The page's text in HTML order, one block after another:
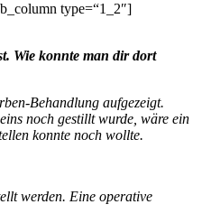
type=“1_2″]
Wie konnte man dir dort
Behandlung aufgezeigt.
noch gestillt wurde, wäre ein
konnte noch wollte.
werden. Eine operative